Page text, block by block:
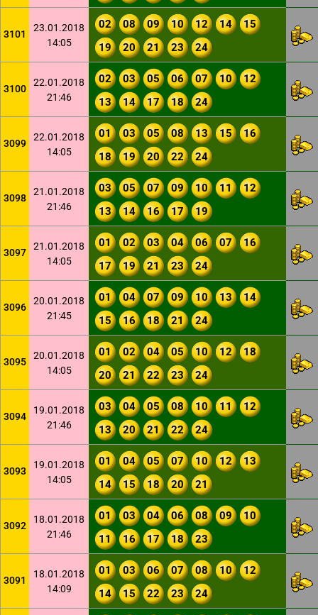
3101
23.01.2018
14:05
02 08 09 10 12 14
15
19
20 21 23 24
3100
22.01.2018
21:46
02 03 05 06 07 10
12
13
14 17 18 24
3099
22.01.2018
14:05
01 03 05 08 13 15
16
18
19 20 22 24
3098
21.01.2018
21:46
03 05 07 09 10 11
12
13
14 16 17 19
3097
21.01.2018
14:05
01 02 03 04 06 07
16
17
19 21 23 24
3096
20.01.2018
21:45
01 04 07 09 10 13
14
15
16 18 21 24
3095
20.01.2018
14:05
01 02 04 05 10 12
18
20
21 22 23 24
3094
19.01.2018
21:46
03 04 05 08 10 11
12
13
20 21 22 24
3093
19.01.2018
14:05
01 04 05 07 10 12
13
14
15 18 20 21
3092
18.01.2018
21:46
01 03 04 06 08 09
10
11
16 17 18 23
3091
18.01.2018
14:09
01 03 06 07 08 10
12
14
15 22 23 24